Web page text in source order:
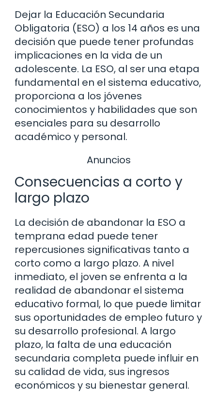
Dejar la Educación Secundaria
Obligatoria (ESO) a los 14 años es una
decisión que puede tener profundas
implicaciones en la vida de un
adolescente. La ESO, al ser una etapa
fundamental en el sistema educativo,
proporciona a los jóvenes
conocimientos y habilidades que son
esenciales para su desarrollo
académico y personal.
Anuncios
Consecuencias a corto y
largo plazo
La decisión de abandonar la ESO a
temprana edad puede tener
repercusiones significativas tanto a
corto como a largo plazo. A nivel
inmediato, el joven se enfrenta a la
realidad de abandonar el sistema
educativo formal, lo que puede limitar
sus oportunidades de empleo futuro y
su desarrollo profesional. A largo
plazo, la falta de una educación
secundaria completa puede influir en
su calidad de vida, sus ingresos
económicos y su bienestar general.